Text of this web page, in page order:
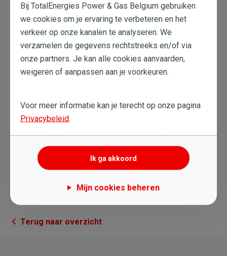
Prijsschommelingen?
Schommelen de prijzen erg op de
energiemarkt? Neem dan contact op met onze
klantendienst of uw dossierbeheerder (als u er een
heeft) om uw voorschotbedragen te bespreken. U
Dit artikel heeft me niet geholpen
Terug naar overzicht
Bij TotalEnergies Power & Gas Belgium gebruiken
we cookies om je ervaring te verbeteren en het
verkeer op onze kanalen te analyseren. We
verzamelen de gegevens rechtstreeks en/of via
onze partners. Je kan alle cookies aanvaarden,
weigeren of aanpassen aan je voorkeuren.
Voor meer informatie kan je terecht op onze pagina
Privacybeleid.
Ik ga akkoord
Mijn cookies beheren